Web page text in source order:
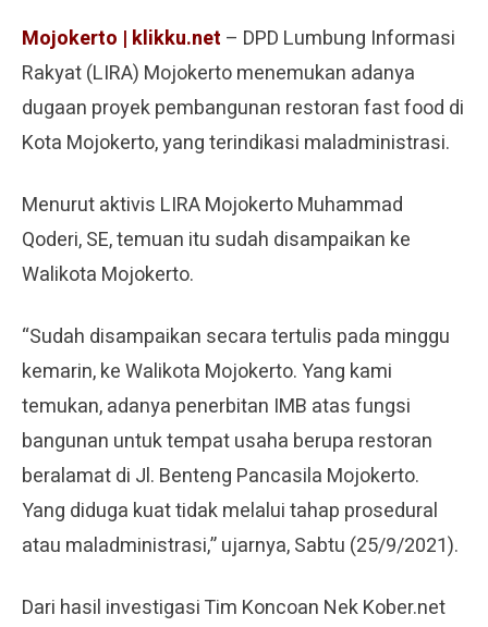
Mojokerto | klikku.net – DPD Lumbung Informasi
Rakyat (LIRA) Mojokerto menemukan adanya
dugaan proyek pembangunan restoran fast food di
Kota Mojokerto, yang terindikasi maladministrasi.
Menurut aktivis LIRA Mojokerto Muhammad
Qoderi, SE, temuan itu sudah disampaikan ke
Walikota Mojokerto.
“Sudah disampaikan secara tertulis pada minggu
kemarin, ke Walikota Mojokerto. Yang kami
temukan, adanya penerbitan IMB atas fungsi
bangunan untuk tempat usaha berupa restoran
beralamat di Jl. Benteng Pancasila Mojokerto.
Yang diduga kuat tidak melalui tahap prosedural
atau maladministrasi,” ujarnya, Sabtu (25/9/2021).
Dari hasil investigasi Tim Koncoan Nek Kober.net